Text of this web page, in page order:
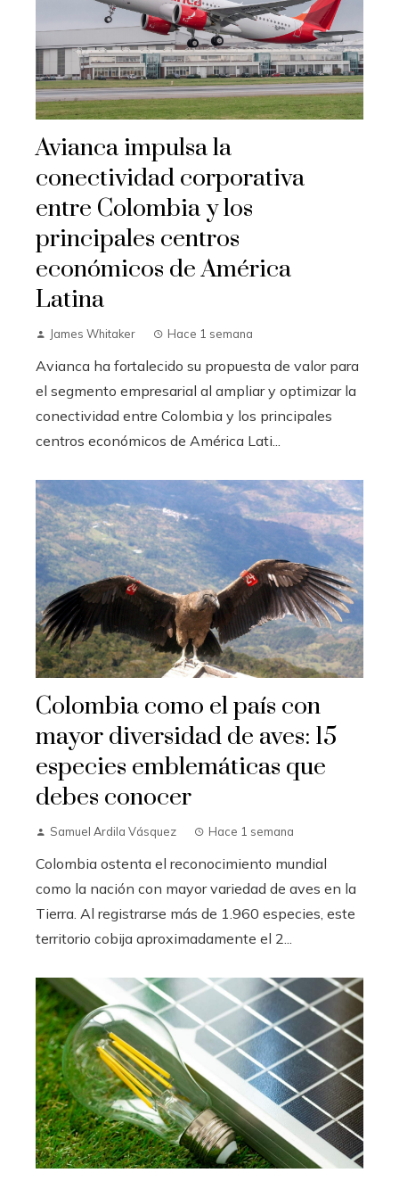
Avianca impulsa la
conectividad corporativa
entre Colombia y los
principales centros
económicos de América
Latina
James Whitaker Hace 1 semana
Avianca ha fortalecido su propuesta de valor para
el segmento empresarial al ampliar y optimizar la
conectividad entre Colombia y los principales
centros económicos de América Lati...
Colombia como el país con
mayor diversidad de aves: 15
especies emblemáticas que
debes conocer
Samuel Ardila Vásquez Hace 1 semana
Colombia ostenta el reconocimiento mundial
como la nación con mayor variedad de aves en la
Tierra. Al registrarse más de 1.960 especies, este
territorio cobija aproximadamente el 2...